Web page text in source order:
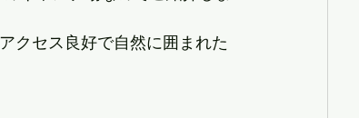
クセス良好で自然に囲まれた